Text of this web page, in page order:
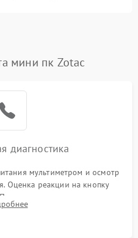
мини пк Zotac
диагностика
мультиметром и осмотр
Оценка реакции на кнопку
к монитору для
отсутствия инициализации.